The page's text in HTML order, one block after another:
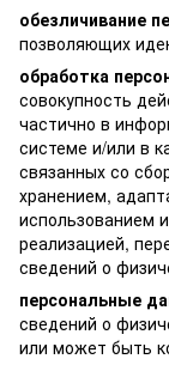
обезличивание
позволяющих
обработка
совокупность
частично в
системе и/или в
связанных со
хранением,
использованием
реализацией,
сведений о
персональные
сведений о
или может быть